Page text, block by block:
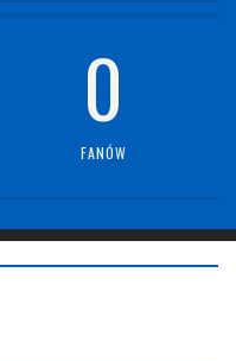
0
FANÓW